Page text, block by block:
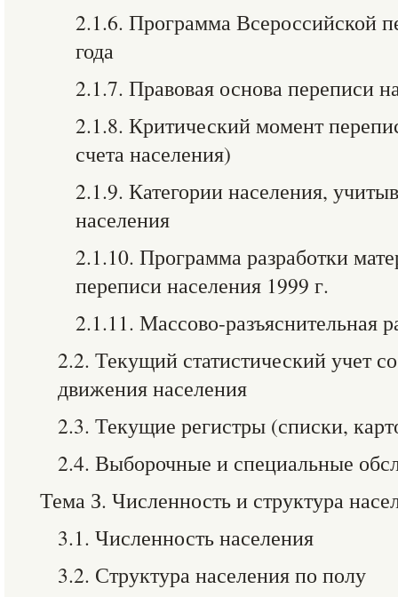
2.1.6. Программа Всероссийской
года
2.1.7. Правовая основа переписи
2.1.8. Критический момент
счета населения)
2.1.9. Категории населения,
населения
2.1.10. Программа разработки
переписи населения 1999 г.
2.1.11. Массово-разъяснительная
2.2. Текущий статистический учет
движения населения
2.3. Текущие регистры (списки,
2.4. Выборочные и специальные
Тема З. Численность и структура
3.1. Численность населения
3.2. Структура населения по полу